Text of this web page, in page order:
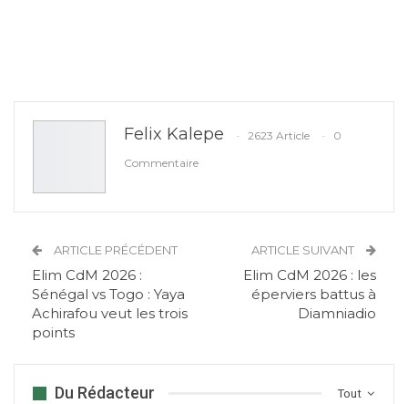
Felix Kalepe 2623 Article
0
Commentaire
ARTICLE PRÉCÉDENT
Elim CdM 2026 :
Sénégal vs Togo : Yaya
Achirafou veut les trois
points
ARTICLE SUIVANT
Elim CdM 2026 : les
éperviers battus à
Diamniadio
Tout
Du Rédacteur